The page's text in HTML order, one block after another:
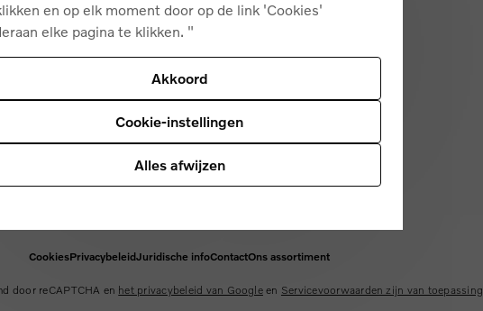
Vraag een offerte
Boek een testrit
Overname van uw auto
Voorruit herstelling
Boek een onderhoud
Volvo App
Français
CookiesPrivacybeleidJuridische infoContactOns assortiment
door reCAPTCHA en het privacybeleid van Googleen Servicevoorwaarden zijn van toepassing
en op elk moment door op de link 'Cookies'
elke pagina te klikken. "
Akkoord
Cookie-instellingen
Alles afwijzen